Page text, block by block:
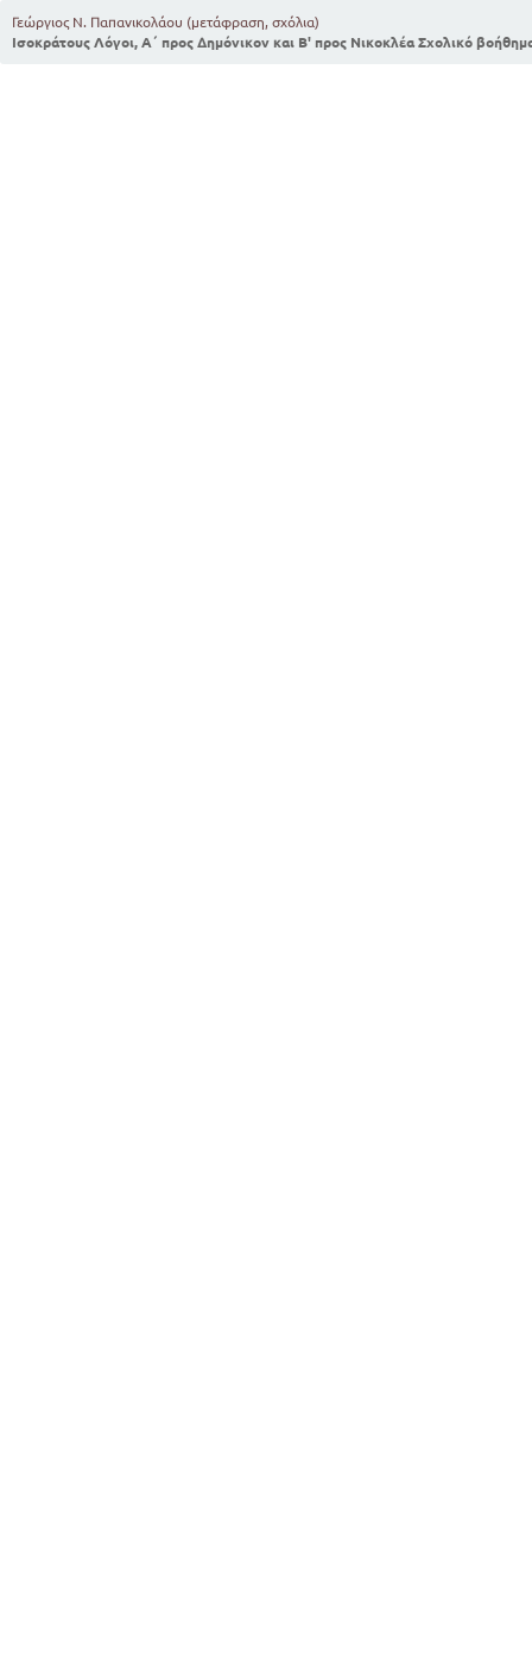
Γεώργιος Ν. Παπανικολάου (μετάφραση, σχόλια)
Ισοκράτους Λόγοι, Α΄ προς Δημόνικον και Β' προς Νικοκλέα Σχολικό